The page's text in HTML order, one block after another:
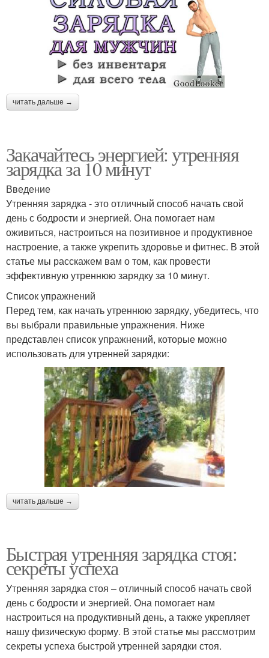
читать дальше →
Закачайтесь энергией: утренняя
зарядка за 10 минут
Введение
Утренняя зарядка - это отличный способ начать свой
день с бодрости и энергией. Она помогает нам
оживиться, настроиться на позитивное и продуктивное
настроение, а также укрепить здоровье и фитнес. В этой
статье мы расскажем вам о том, как провести
эффективную утреннюю зарядку за 10 минут.
Список упражнений
Перед тем, как начать утреннюю зарядку, убедитесь, что
вы выбрали правильные упражнения. Ниже
представлен список упражнений, которые можно
использовать для утренней зарядки:
читать дальше →
Быстрая утренняя зарядка стоя:
секреты успеха
Утренняя зарядка стоя – отличный способ начать свой
день с бодрости и энергией. Она помогает нам
настроиться на продуктивный день, а также укрепляет
нашу физическую форму. В этой статье мы рассмотрим
секреты успеха быстрой утренней зарядки стоя.